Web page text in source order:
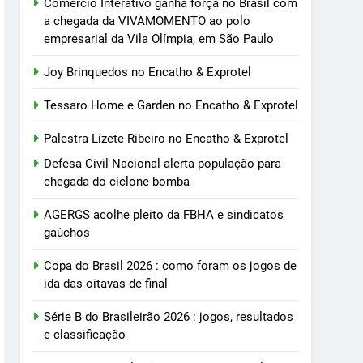
Comércio Interativo ganha força no Brasil com
a chegada da VIVAMOMENTO ao polo
empresarial da Vila Olímpia, em São Paulo
Joy Brinquedos no Encatho & Exprotel
Tessaro Home e Garden no Encatho & Exprotel
Palestra Lizete Ribeiro no Encatho & Exprotel
Defesa Civil Nacional alerta população para
chegada do ciclone bomba
AGERGS acolhe pleito da FBHA e sindicatos
gaúchos
Copa do Brasil 2026 : como foram os jogos de
ida das oitavas de final
Série B do Brasileirão 2026 : jogos, resultados
e classificação